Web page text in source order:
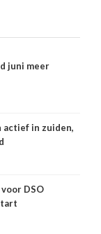
juni meer
actief in zuiden,
DSO